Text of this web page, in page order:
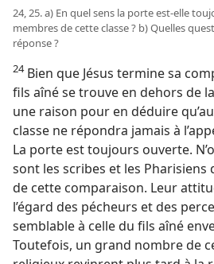
24, 25. a) En quel sens la porte est-​elle
membres de cette classe ? b) Quelles
réponse ?
24Bien que Jésus termine sa
fils aîné se trouve en dehors de
une raison pour en déduire
classe ne répondra jamais à
La porte est toujours ouverte.
sont les scribes et les Pharisiens
de cette comparaison. Leur
l’égard des pécheurs et des
semblable à celle du fils aîné
Toutefois, un grand nombre de